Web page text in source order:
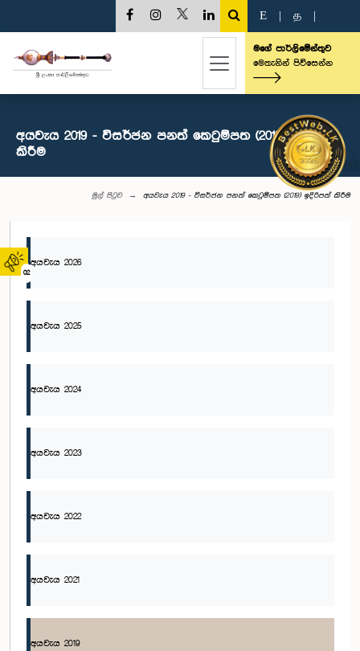
02
E த
මගේ පාර්ලිමේන්තුව
මෙතැනින් පිවිසෙන්න
අයවැය 2019 - විසර්ජන පනත් කෙටුම්පත (2019) ඉදිරිපත්
කිරීම
මුල් පිටුව අයවැය 2019 - විසර්ජන පනත් කෙටුම්පත (2019) ඉදිරිපත් කිරීම
අයවැය 2026
අයවැය 2025
අයවැය 2024
අයවැය 2023
අයවැය 2022
අයවැය 2021
අයවැය 2019